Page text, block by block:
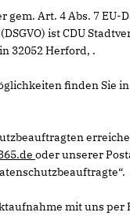
gem. Art. 4 Abs. 7 EU-
ist CDU
32052 Herford, .
finden Sie
oder unserer
mit uns per